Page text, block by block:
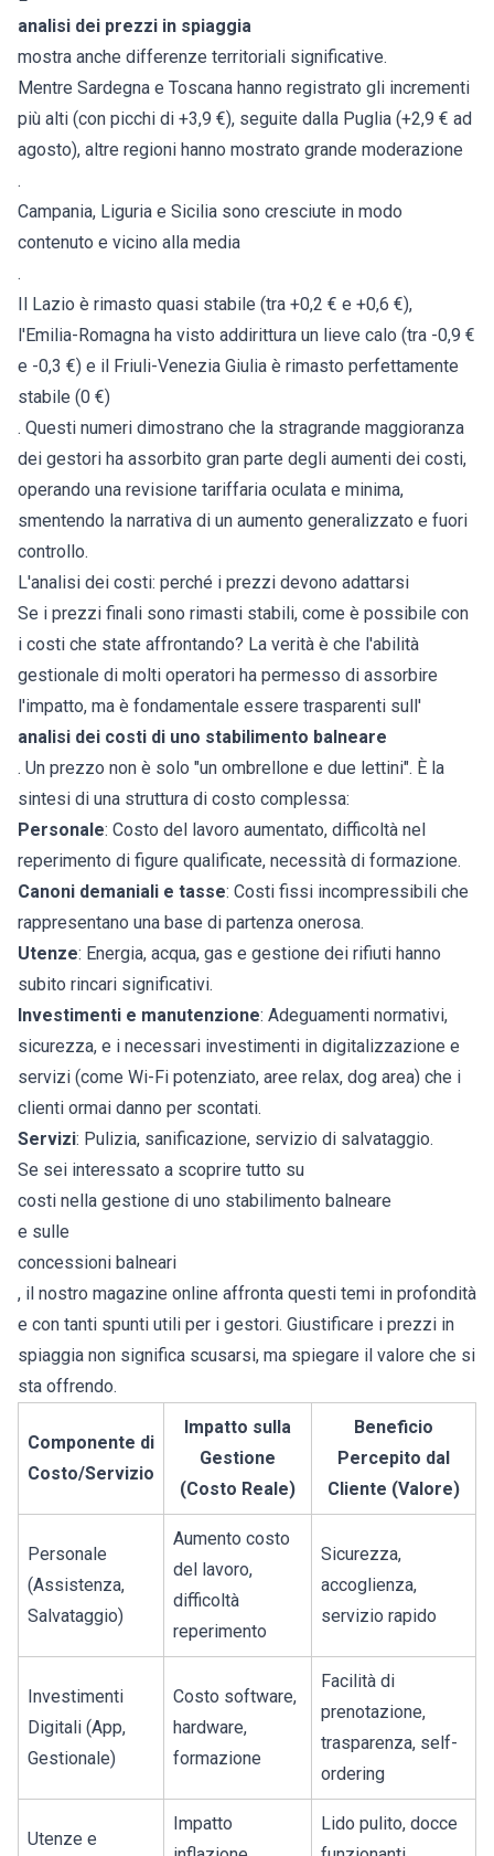
analisi dei prezzi in spiaggia
mostra anche differenze territoriali significative.
Mentre Sardegna e Toscana hanno registrato gli incrementi
più alti (con picchi di +3,9 €), seguite dalla Puglia (+2,9 € ad
agosto), altre regioni hanno mostrato grande moderazione
.
Campania, Liguria e Sicilia sono cresciute in modo
contenuto e vicino alla media
.
Il Lazio è rimasto quasi stabile (tra +0,2 € e +0,6 €),
l'Emilia-Romagna ha visto addirittura un lieve calo (tra -0,9 €
e -0,3 €) e il Friuli-Venezia Giulia è rimasto perfettamente
stabile (0 €)
. Questi numeri dimostrano che la stragrande maggioranza
dei gestori ha assorbito gran parte degli aumenti dei costi,
operando una revisione tariffaria oculata e minima,
smentendo la narrativa di un aumento generalizzato e fuori
controllo.
L'analisi dei costi: perché i prezzi devono adattarsi
Se i prezzi finali sono rimasti stabili, come è possibile con
i costi che state affrontando? La verità è che l'abilità
gestionale di molti operatori ha permesso di assorbire
l'impatto, ma è fondamentale essere trasparenti sull'
analisi dei costi di uno stabilimento balneare
. Un prezzo non è solo "un ombrellone e due lettini". È la
sintesi di una struttura di costo complessa:
Personale: Costo del lavoro aumentato, difficoltà nel
reperimento di figure qualificate, necessità di formazione.
Canoni demaniali e tasse: Costi fissi incompressibili che
rappresentano una base di partenza onerosa.
Utenze: Energia, acqua, gas e gestione dei rifiuti hanno
subito rincari significativi.
Investimenti e manutenzione: Adeguamenti normativi,
sicurezza, e i necessari investimenti in digitalizzazione e
servizi (come Wi-Fi potenziato, aree relax, dog area) che i
clienti ormai danno per scontati.
Servizi: Pulizia, sanificazione, servizio di salvataggio.
Se sei interessato a scoprire tutto su
costi nella gestione di uno stabilimento balneare
e sulle
concessioni balneari
, il nostro magazine online affronta questi temi in profondità
e con tanti spunti utili per i gestori. Giustificare i prezzi in
spiaggia non significa scusarsi, ma spiegare il valore che si
sta offrendo.
Componente di
Costo/Servizio
Impatto sulla
Gestione
(Costo Reale)
Beneficio
Percepito dal
Cliente (Valore)
Personale
(Assistenza,
Salvataggio)
Aumento costo
del lavoro,
difficoltà
reperimento
Sicurezza,
accoglienza,
servizio rapido
Investimenti
Digitali (App,
Gestionale)
Costo software,
hardware,
formazione
Facilità di
prenotazione,
trasparenza, self-
ordering
Utenze e
Impatto
Lido pulito, docce